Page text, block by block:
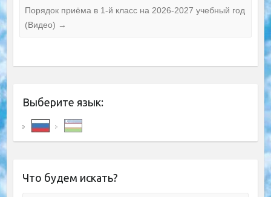
Порядок приёма в 1-й класс на 2026-2027 учебный год
(Видео) →
Выберите язык:
Что будем искать?